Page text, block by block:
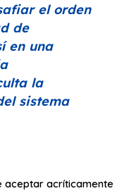
el orden
de
en una
la
sistema
aceptar acríticamente